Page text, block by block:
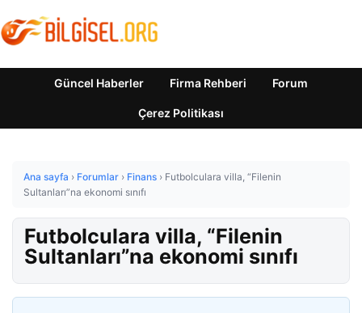
Güncel Haberler Firma Rehberi Forum
Çerez Politikası
Ana sayfa › Forumlar › Finans › Futbolculara villa, “Filenin
Sultanları”na ekonomi sınıfı
Futbolculara villa, “Filenin
Sultanları”na ekonomi sınıfı